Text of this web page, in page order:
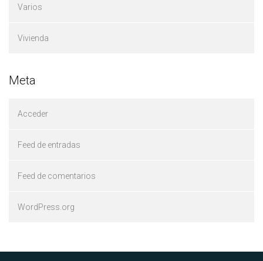
Varios
Vivienda
Meta
Acceder
Feed de entradas
Feed de comentarios
WordPress.org